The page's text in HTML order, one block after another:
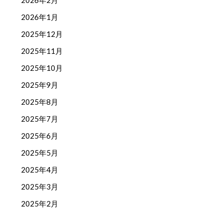
2026年1月
2025年12月
2025年11月
2025年10月
2025年9月
2025年8月
2025年7月
2025年6月
2025年5月
2025年4月
2025年3月
2025年2月